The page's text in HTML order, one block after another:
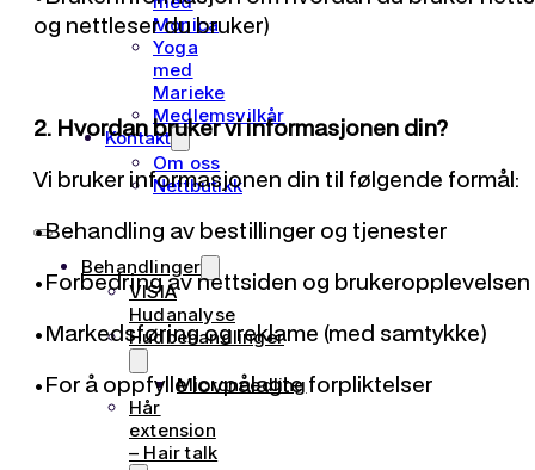
Monica
Yoga
med
Marieke
Medlemsvilkår
Kontakt
Om oss
Nettbutikk
Behandlinger
VISIA
Hudanalyse
Hudbehandlinger
Microneedling
Hår
extension
– Hair talk
og nettleser du bruker)
2. Hvordan bruker vi informasjonen din?
Vi bruker informasjonen din til følgende formål:
•Behandling av bestillinger og tjenester
•Forbedring av nettsiden og brukeropplevelsen
•Markedsføring og reklame (med samtykke)
•For å oppfylle lovpålagte forpliktelser